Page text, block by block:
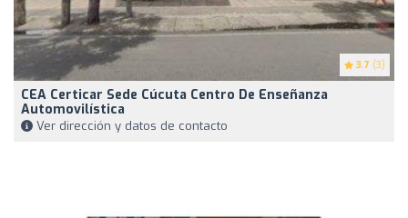
3.7 (3)
CEA Certicar Sede Cúcuta Centro De Enseñanza
Automovilística
Ver dirección y datos de contacto